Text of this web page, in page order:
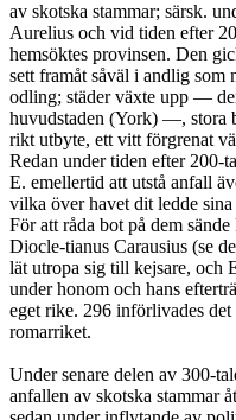
av skotska stammar; särsk.
Aurelius och vid tiden efter
hemsöktes provinsen. Den
sett framåt såväl i andlig som
odling; städer växte upp —
huvudstaden (York) —, stora
rikt utbyte, ett vitt förgrenat
Redan under tiden efter 200-
E. emellertid att utstå anfall
vilka över havet dit ledde
För att råda bot på dem sände
Diocle-tianus Carausius (se
lät utropa sig till kejsare, och
under honom och hans
eget rike. 296 införlivades det
romarriket.
Under senare delen av 300-
anfallen av skotska stammar